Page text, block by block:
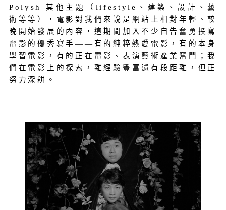
Polysh 其他主題（lifestyle、建築、設計、藝
術等等），電影對我們來說是網站上相對年輕、較
晚開始發展的內容，這期間加入不少自告奮勇撰寫
電影的優秀寫手——有的純粹熱愛電影，有的本身
學習電影，有的正在電影、表演藝術產業奮鬥；我
們在電影上的探索，離經驗豐富還有段距離，但正
努力深耕。